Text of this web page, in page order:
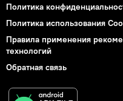
Политика
Политика использования
Правила применения
технологий
Обратная связь